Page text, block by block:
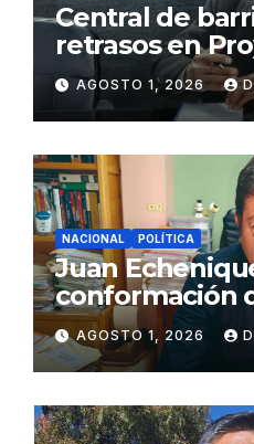
Central de
retrasos en
de Agua y
Juliaca
AGOSTO 1, 2026
NACIONAL POLÍTICA
Juan
conformación
gabinete
Fujimori
AGOSTO 1, 2026